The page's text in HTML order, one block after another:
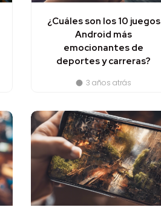
¿Cuáles son los 10 juegos
Android más
emocionantes de
deportes y carreras?
3 años atrás